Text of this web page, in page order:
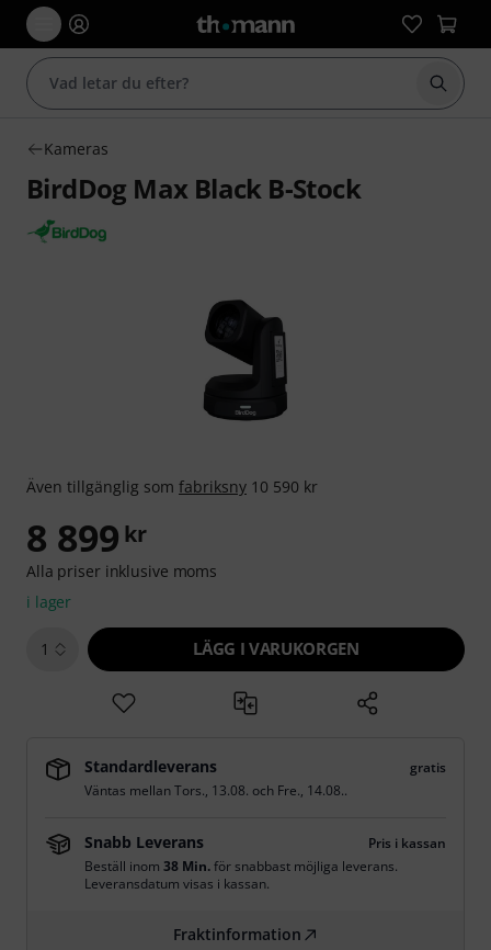
Börja
Kameras
BirdDog Max Black B-Stock
Även tillgänglig som fabriksny 10 590 kr
8 899 kr
Alla priser inklusive moms
i lager
1 LÄGG I VARUKORGEN
Standardleverans
gratis
Väntas mellanTors., 13.08. och Fre., 14.08..
Snabb Leverans
Pris i kassan
Beställ inom 38 Min.för snabbast möjliga leverans.
Leveransdatum visas i kassan.
Fraktinformation